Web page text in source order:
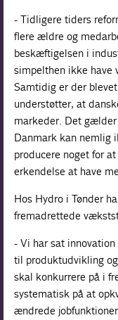
- Tidligere tiders
flere ældre og
beskæftigelsen i
simpelthen ikke
Samtidig er der
understøtter, at
markeder. Det gælder
Danmark kan nemlig
producere noget for
erkendelse at have
Hos Hydro i Tønder
fremadrettede
- Vi har sat
til produktudvikling
skal konkurrere på i
systematisk på at
ændrede